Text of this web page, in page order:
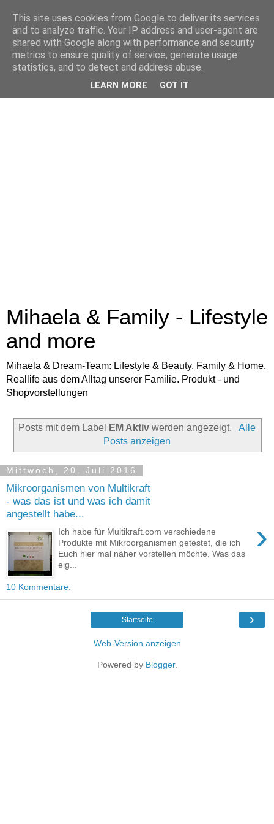
Mihaela & Family - Lifestyle
and more
Mihaela & Dream-Team: Lifestyle & Beauty, Family & Home.
Reallife aus dem Alltag unserer Familie. Produkt - und
Shopvorstellungen
Posts mit dem Label EM Aktiv werden angezeigt.
Alle
Posts anzeigen
Mittwoch, 20. Juli 2016
Mikroorganismen von Multikraft
- was das ist und was ich damit
angestellt habe...
›
Ich habe für Multikraft.com verschiedene
Produkte mit Mikroorganismen getestet, die ich
Euch hier mal näher vorstellen möchte. Was das
eig...
10 Kommentare:
›
Startseite
Web-Version anzeigen
Powered by Blogger.
This site uses cookies from Google to deliver its services
and to analyze traffic. Your IP address and user-agent are
shared with Google along with performance and security
metrics to ensure quality of service, generate usage
statistics, and to detect and address abuse.
LEARN MORE GOT IT